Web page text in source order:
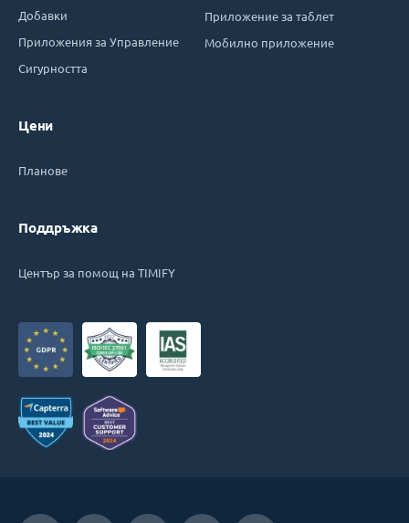
Добавки
Приложения за Управление
Сигурността
Цени
Планове
Поддръжка
Център за помощ на TIMIFY
Приложение за таблет
Мобилно приложение